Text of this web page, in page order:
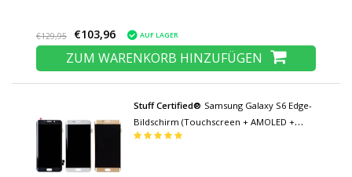
€129,95 €103,96 AUF LAGER
ZUM WARENKORB HINZUFÜGEN
Stuff Certified® Samsung Galaxy S6 Edge-
Bildschirm (Touchscreen + AMOLED +
Teile) AAA + Qualität - Schwarz / Weiß /